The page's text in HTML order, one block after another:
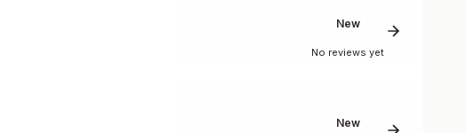
New
No reviews yet
New